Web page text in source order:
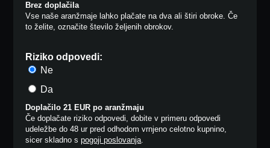
Brez doplačila
Vse naše aranžmaje lahko plačate na dva ali štiri obroke. Če
to želite, označite število željenih obrokov.
Riziko odpovedi:
Ne
Da
Doplačilo 21 EUR po aranžmaju
Če doplačate riziko odpovedi, dobite v primeru odpovedi
udeležbe do 48 ur pred odhodom vrnjeno celotno kupnino,
sicer skladno spogoji poslovanja.